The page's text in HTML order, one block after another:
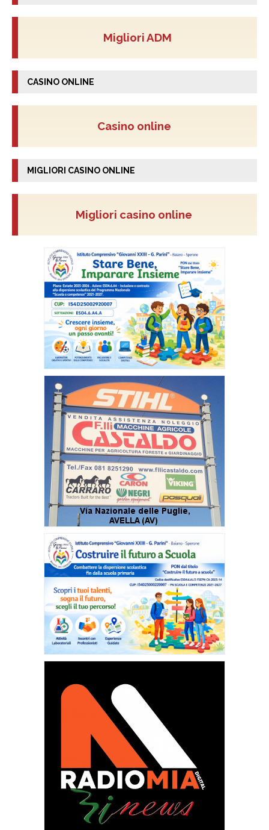
Migliori ADM
CASINO ONLINE
Casino online
MIGLIORI CASINO ONLINE
Migliori casino online